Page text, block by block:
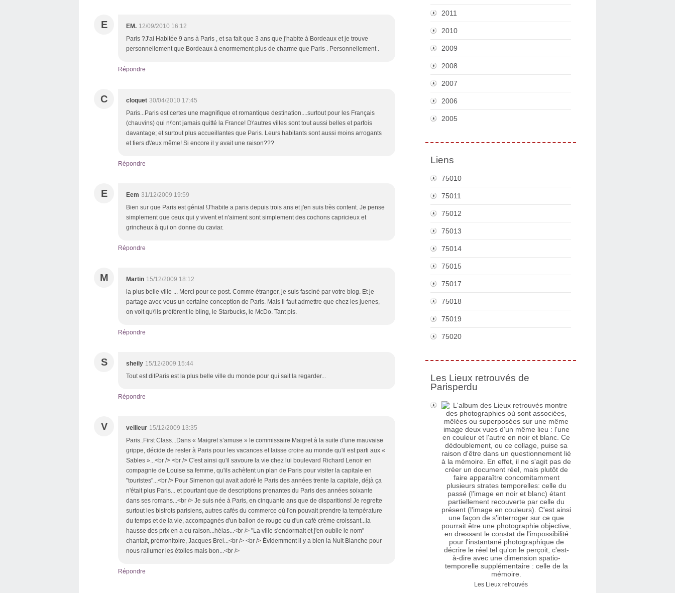
E EM. 12/09/2010 16:12
Paris ?J'ai Habitée 9 ans à Paris , et sa fait que 3 ans que j'habite à Bordeaux et je trouve
personnellement que Bordeaux à enormement plus de charme que Paris . Personnellement .
Répondre
C cloquet 30/04/2010 17:45
Paris...Paris est certes une magnifique et romantique destination....surtout pour les Français
(chauvins) qui n\'ont jamais quitté la France! D\'autres villes sont tout aussi belles et parfois
davantage; et surtout plus accueillantes que Paris. Leurs habitants sont aussi moins arrogants
et fiers d\'eux même! Si encore il y avait une raison???
Répondre
E Eem 31/12/2009 19:59
Bien sur que Paris est génial !J'habite a paris depuis trois ans et j'en suis très content. Je pense
simplement que ceux qui y vivent et n'aiment sont simplement des cochons capricieux et
grincheux à qui on donne du caviar.
Répondre
M Martin 15/12/2009 18:12
la plus belle ville ... Merci pour ce post. Comme étranger, je suis fasciné par votre blog. Et je
partage avec vous un certaine conception de Paris. Mais il faut admettre que chez les juenes,
on voit qu\'ils préfèrent le bling, le Starbucks, le McDo. Tant pis.
Répondre
S sheily 15/12/2009 15:44
Tout est ditParis est la plus belle ville du monde pour qui sait la regarder...
Répondre
V veilleur 15/12/2009 13:35
Paris..First Class...Dans « Maigret s’amuse » le commissaire Maigret à la suite d'une mauvaise
grippe, décide de rester à Paris pour les vacances et laisse croire au monde qu'il est parti aux «
Sables »...<br /> <br /> C'est ainsi qu'il savoure la vie chez lui boulevard Richard Lenoir en
compagnie de Louise sa femme, qu'ils achètent un plan de Paris pour visiter la capitale en
"touristes"...<br /> Pour Simenon qui avait adoré le Paris des années trente la capitale, déjà ça
n'était plus Paris... et pourtant que de descriptions prenantes du Paris des années soixante
dans ses romans...<br /> Je suis née à Paris, en cinquante ans que de disparitions! Je regrette
surtout les bistrots parisiens, autres cafés du commerce où l'on pouvait prendre la température
du temps et de la vie, accompagnés d'un ballon de rouge ou d'un café crème croissant...la
hausse des prix en a eu raison...hélas...<br /> "La ville s'endormait et j'en oublie le nom"
chantait, prémonitoire, Jacques Brel...<br /> <br /> Évidemment il y a bien la Nuit Blanche pour
nous rallumer les étoiles mais bon...<br />
Répondre
2011
2010
2009
2008
2007
2006
2005
Liens
75010
75011
75012
75013
75014
75015
75017
75018
75019
75020
Les Lieux retrouvés de
Parisperdu
Les Lieux retrouvés